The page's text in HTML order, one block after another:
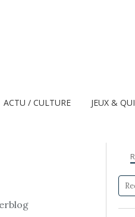
ACTU / CULTURE JEUX &